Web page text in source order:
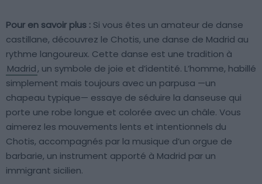
Pour en savoir plus : Si vous êtes un amateur de danse
castillane, découvrez le Chotis, une danse de Madrid au
rythme langoureux. Cette danse est une tradition à
Madrid, un symbole de joie et d’identité. L’homme, habillé
simplement mais toujours avec un parpusa —un
chapeau typique— essaye de séduire la danseuse qui
porte une robe longue et colorée avec un châle. Vous
aimerez les mouvements lents et intentionnels du
Chotis, accompagnés par la musique d’un orgue de
barbarie, un instrument apporté à Madrid par un
immigrant sicilien.